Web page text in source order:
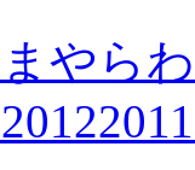
ま や らわ
20122011